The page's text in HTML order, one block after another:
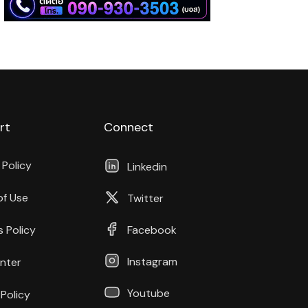
Use
Policy
Connect
Linkedin
Twitter
Facebook
Instagram
Youtube